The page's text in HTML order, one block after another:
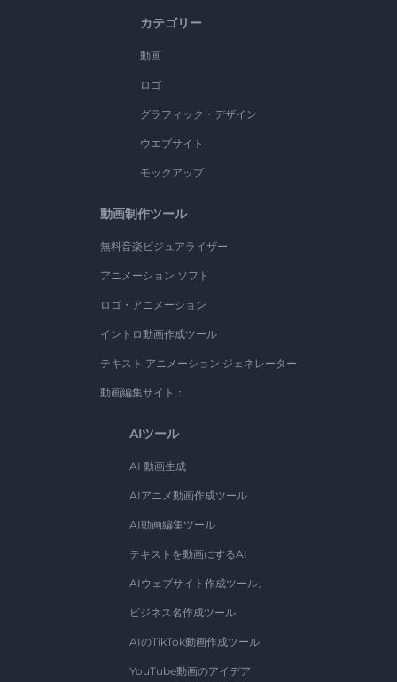
カテゴリー
動画
ロゴ
グラフィック・デザイン
ウエブサイト
モックアップ
動画制作ツール
無料音楽ビジュアライザー
アニメーション ソフト
ロゴ・アニメーション
イントロ動画作成ツール
テキスト アニメーション ジェネレーター
動画編集サイト：
AIツール
AI 動画生成
AIアニメ動画作成ツール
AI動画編集ツール
テキストを動画にするAI
AIウェブサイト作成ツール。
ビジネス名作成ツール
AIのTikTok動画作成ツール
YouTube動画のアイデア